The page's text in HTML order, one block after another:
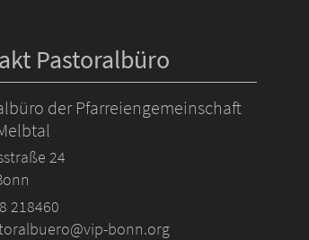
Pastoralbüro
der Pfarreiengemeinschaft
24
218460
bonn.org